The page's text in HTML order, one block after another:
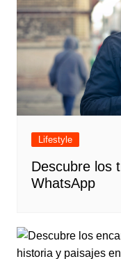
Lifestyle
Descubre los
WhatsApp